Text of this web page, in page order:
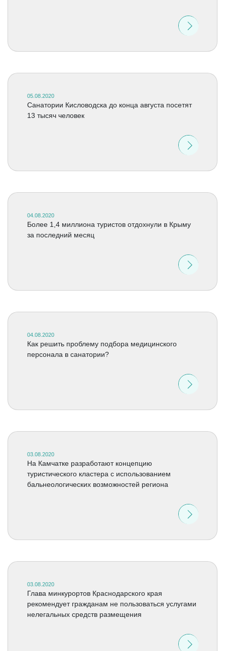
05.08.2020
Санатории Кисловодска до конца августа посетят
13 тысяч человек
04.08.2020
Более 1,4 миллиона туристов отдохнули в Крыму
за последний месяц
04.08.2020
Как решить проблему подбора медицинского
персонала в санатории?
03.08.2020
На Камчатке разработают концепцию
туристического кластера с использованием
бальнеологических возможностей региона
03.08.2020
Глава минкурортов Краснодарского края
рекомендует гражданам не пользоваться услугами
нелегальных средств размещения